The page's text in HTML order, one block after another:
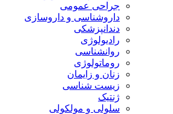
جراحی عمومی
داروشناسی و داروسازی
دندانپزشکی
رادیولوژی
روانشناسی
روماتولوژی
زنان و زایمان
زیست شناسی
ژنتیک
سلولی و مولکولی